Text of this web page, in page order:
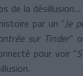
de la désillusion…
par un “Je
sur Tinder”
pour voir “